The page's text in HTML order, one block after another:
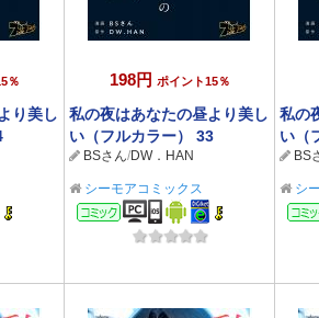
％
り美し
198円 ポイント15％
私の夜はあなたの昼より美し
い（フルカラー） 33
BSさん/DW．HAN
シーモアコミックス
コミック
私の
い（
BS
シ